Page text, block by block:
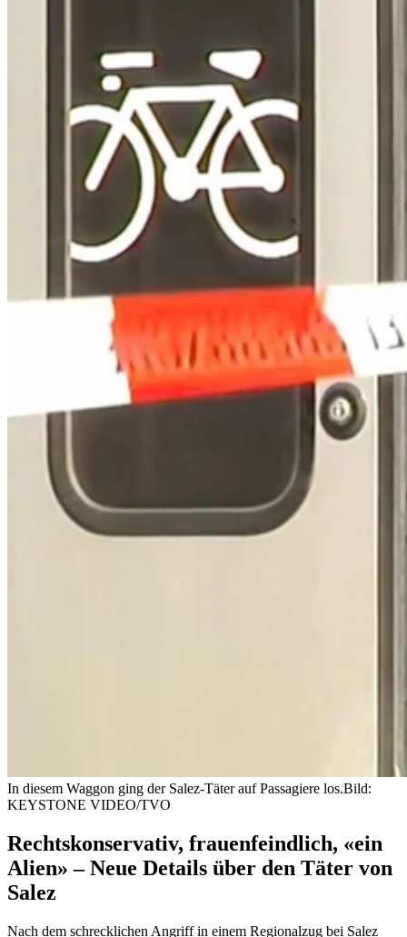
In diesem Waggon ging der Salez-Täter auf Passagiere los.Bild:
KEYSTONE VIDEO/TVO
Rechtskonservativ, frauenfeindlich, «ein
Alien» – Neue Details über den Täter von
Salez
Nach dem schrecklichen Angriff in einem Regionalzug bei Salez